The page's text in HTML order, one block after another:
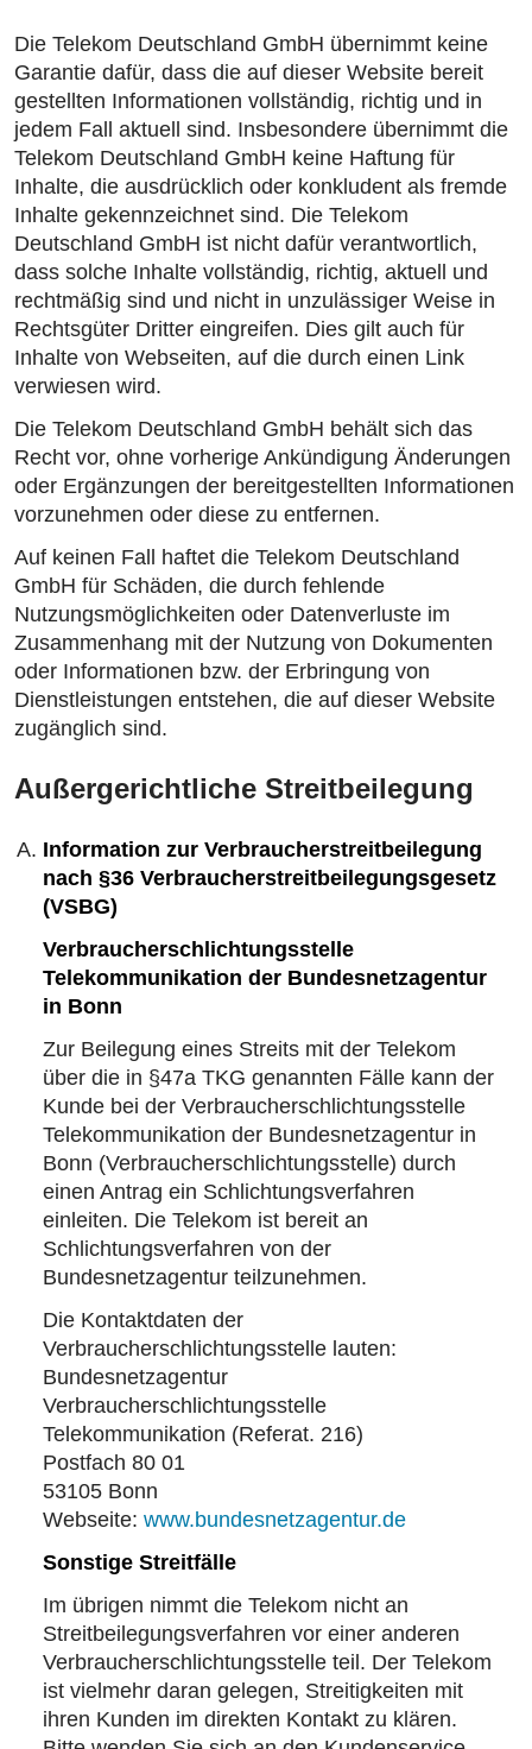
Die Telekom Deutschland GmbH übernimmt keine
Garantie dafür, dass die auf dieser Website bereit
gestellten Informationen vollständig, richtig und in
jedem Fall aktuell sind. Insbesondere übernimmt die
Telekom Deutschland GmbH keine Haftung für
Inhalte, die ausdrücklich oder konkludent als fremde
Inhalte gekennzeichnet sind. Die Telekom
Deutschland GmbH ist nicht dafür verantwortlich,
dass solche Inhalte vollständig, richtig, aktuell und
rechtmäßig sind und nicht in unzulässiger Weise in
Rechtsgüter Dritter eingreifen. Dies gilt auch für
Inhalte von Webseiten, auf die durch einen Link
verwiesen wird.
Die Telekom Deutschland GmbH behält sich das
Recht vor, ohne vorherige Ankündigung Änderungen
oder Ergänzungen der bereitgestellten Informationen
vorzunehmen oder diese zu entfernen.
Auf keinen Fall haftet die Telekom Deutschland
GmbH für Schäden, die durch fehlende
Nutzungsmöglichkeiten oder Datenverluste im
Zusammenhang mit der Nutzung von Dokumenten
oder Informationen bzw. der Erbringung von
Dienstleistungen entstehen, die auf dieser Website
zugänglich sind.
Außergerichtliche Streitbeilegung
Information zur Verbraucherstreitbeilegung
nach §36 Verbraucherstreitbeilegungsgesetz
(VSBG)
Verbraucherschlichtungsstelle
Telekommunikation der Bundesnetzagentur
in Bonn
Zur Beilegung eines Streits mit der Telekom
über die in §47a TKG genannten Fälle kann der
Kunde bei der Verbraucherschlichtungsstelle
Telekommunikation der Bundesnetzagentur in
Bonn (Verbraucherschlichtungsstelle) durch
einen Antrag ein Schlichtungsverfahren
einleiten. Die Telekom ist bereit an
Schlichtungsverfahren von der
Bundesnetzagentur teilzunehmen.
Die Kontaktdaten der
Verbraucherschlichtungsstelle lauten:
Bundesnetzagentur
Verbraucherschlichtungsstelle
Telekommunikation (Referat. 216)
Postfach 80 01
53105 Bonn
Webseite: www.bundesnetzagentur.de
Sonstige Streitfälle
Im übrigen nimmt die Telekom nicht an
Streitbeilegungsverfahren vor einer anderen
Verbraucherschlichtungsstelle teil. Der Telekom
ist vielmehr daran gelegen, Streitigkeiten mit
ihren Kunden im direkten Kontakt zu klären.